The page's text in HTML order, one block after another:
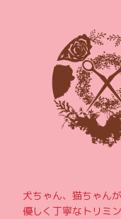
犬ちゃん、猫ちゃん
優しく丁寧なトリミ